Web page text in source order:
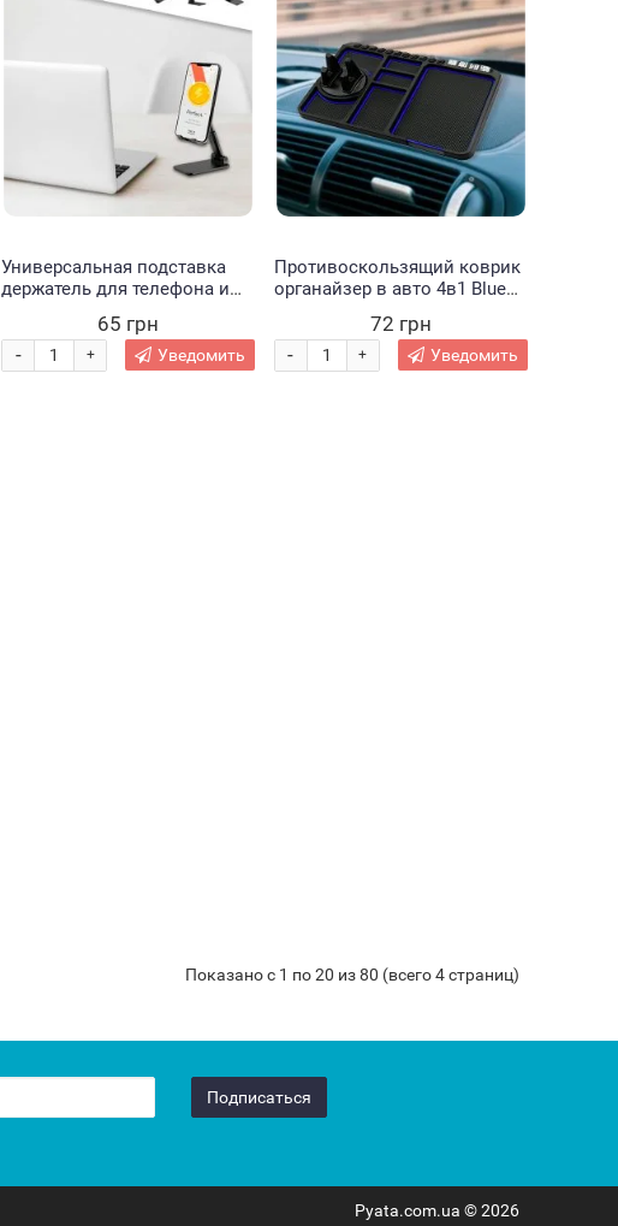
Универсальная подставка
держатель для телефона и
65 грн
+
- Уведомить
Противоскользящий коврик
органайзер в авто 4в1 Blue
72 грн
+
- Уведомить
Показано с 1 по 20 из 80 (всего 4 страниц)
Подписаться
Pyata.com.ua © 2026